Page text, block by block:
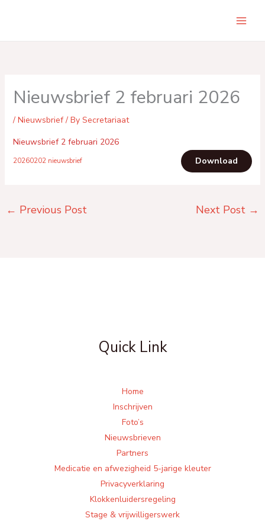
Nieuwsbrief 2 februari 2026
/ Nieuwsbrief/ By Secretariaat
Nieuwsbrief 2 februari 2026
20260202 nieuwsbrief Download
← Previous Post Next Post →
Quick Link
Home
Inschrijven
Foto’s
Nieuwsbrieven
Partners
Medicatie en afwezigheid 5-jarige kleuter
Privacyverklaring
Klokkenluidersregeling
Stage & vrijwilligerswerk